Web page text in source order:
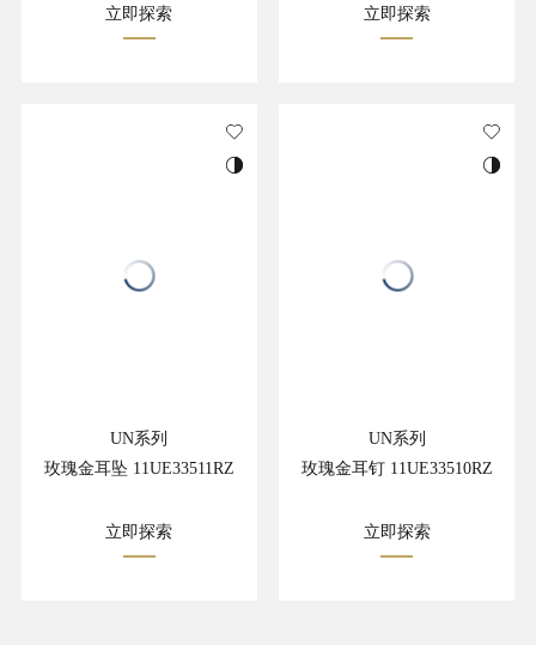
立即探索 立即探索
UN系列
玫瑰金耳坠 11UE33511RZ
立即探索
UN系列
玫瑰金耳钉 11UE33510RZ
立即探索